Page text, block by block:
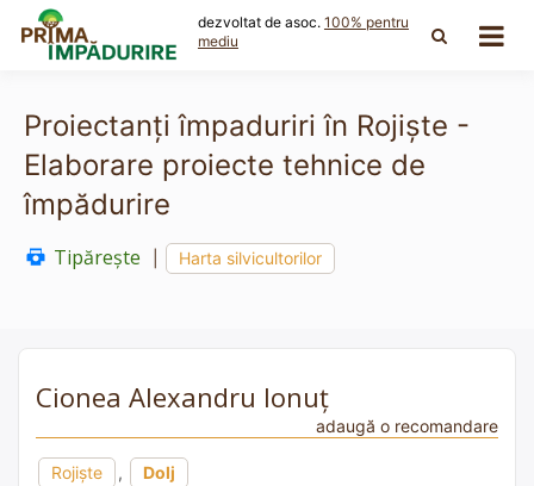
content
dezvoltat de asoc. 100% pentru
mediu
Proiectanți împaduriri în Rojiște -
Elaborare proiecte tehnice de
împădurire
Tipărește Harta silvicultorilor
Cionea Alexandru Ionuț
adaugă o recomandare
Rojiște , Dolj